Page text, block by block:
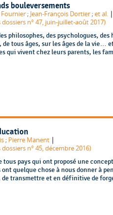
bouleversements
; Jean-François Dortier ;et al. |
n° 47, juin-juillet-août 2017)
philosophes, des psychologues,
tous âges, sur les âges de la vie…
qui vivent chez leurs parents, les
; Pierre Manent |
n° 45, décembre 2016)
tous pays qui ont proposé une
quelque chose à nous donner à
de transmettre et en définitive de